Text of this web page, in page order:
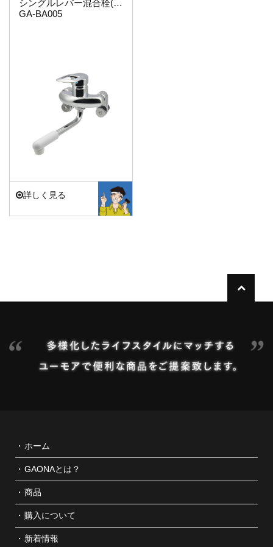
シングルレバー混合栓(取替用)
GA-BA005
詳しく見る
ホーム
GAONAとは？
商品
購入について
新着情報
水栓金具
水栓部品